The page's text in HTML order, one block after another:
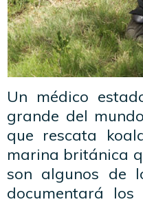
Un médico
grande del
que rescata
marina británica
son algunos de
documentará